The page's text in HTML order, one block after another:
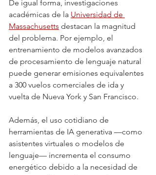
De igual forma, investigaciones
académicas de la Universidad de
Massachusetts destacan la magnitud
del problema. Por ejemplo, el
entrenamiento de modelos avanzados
de procesamiento de lenguaje natural
puede generar emisiones equivalentes
a 300 vuelos comerciales de ida y
vuelta de Nueva York y San Francisco.
Además, el uso cotidiano de
herramientas de IA generativa —como
asistentes virtuales o modelos de
lenguaje— incrementa el consumo
energético debido a la necesidad de